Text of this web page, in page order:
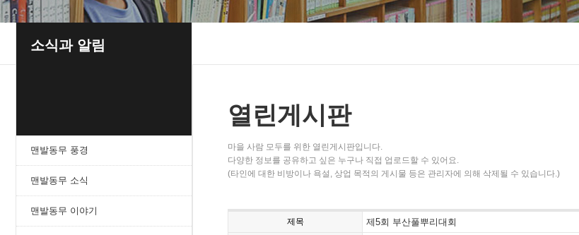
소식과 알림
맨발동무 풍경
맨발동무 소식
맨발동무 이야기
열린게시판
마을 사람 모두를 위한 열린게시판입니다.
다양한 정보를 공유하고 싶은 누구나 직접 업로드할 수 있어요.
(타인에 대한 비방이나 욕설, 상업 목적의 게시물 등은 관리자에 의해 삭제될 수 있습니다.)
제목 제5회 부산풀뿌리대회